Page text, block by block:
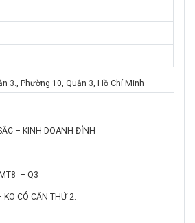
3., Phường 10, Quận 3, Hồ Chí Minh
– KINH DOANH ĐỈNH
– Q3
CÓ CĂN THỨ 2.